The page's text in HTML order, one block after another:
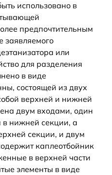
использовано в
предпочтительным
заявляемого
или
для разделения
в виде
состоящей из двух
верхней и нижней
двум входами, один
в нижней секции, а
секции, и двум
каплеотбойник
в верхней части
элементы в виде